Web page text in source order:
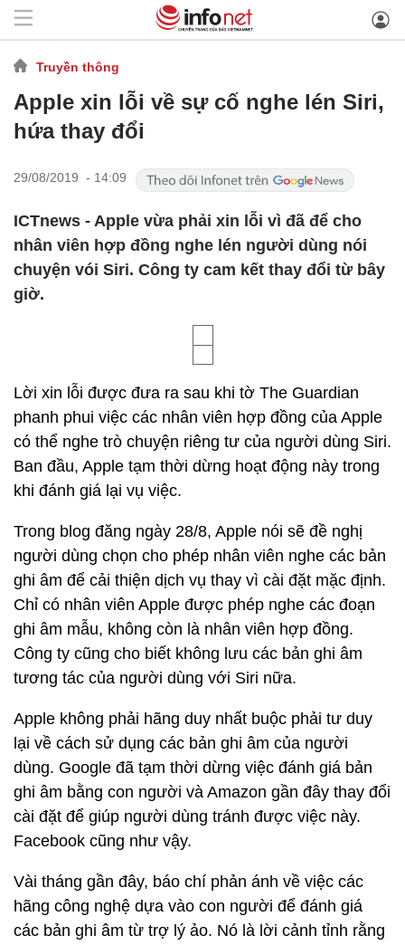
Truyền thông
Apple xin lỗi về sự cố nghe lén Siri,
hứa thay đổi
29/08/2019 - 14:09
ICTnews - Apple vừa phải xin lỗi vì đã để cho
nhân viên hợp đồng nghe lén người dùng nói
chuyện vói Siri. Công ty cam kết thay đổi từ bây
giờ.
Lời xin lỗi được đưa ra sau khi tờ The Guardian
phanh phui việc các nhân viên hợp đồng của Apple
có thể nghe trò chuyện riêng tư của người dùng Siri.
Ban đầu, Apple tạm thời dừng hoạt động này trong
khi đánh giá lại vụ việc.
Trong blog đăng ngày 28/8, Apple nói sẽ đề nghị
người dùng chọn cho phép nhân viên nghe các bản
ghi âm để cải thiện dịch vụ thay vì cài đặt mặc định.
Chỉ có nhân viên Apple được phép nghe các đoạn
ghi âm mẫu, không còn là nhân viên hợp đồng.
Công ty cũng cho biết không lưu các bản ghi âm
tương tác của người dùng với Siri nữa.
Apple không phải hãng duy nhất buộc phải tư duy
lại về cách sử dụng các bản ghi âm của người
dùng. Google đã tạm thời dừng việc đánh giá bản
ghi âm bằng con người và Amazon gần đây thay đổi
cài đặt để giúp người dùng tránh được việc này.
Facebook cũng như vậy.
Vài tháng gần đây, báo chí phản ánh về việc các
hãng công nghệ dựa vào con người để đánh giá
các bản ghi âm từ trợ lý ảo. Nó là lời cảnh tỉnh rằng